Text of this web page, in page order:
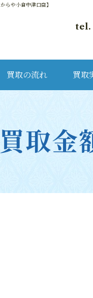
らや小倉中津口店】
tel.
買取の流れ 買取
ブランド
ブラン
取金